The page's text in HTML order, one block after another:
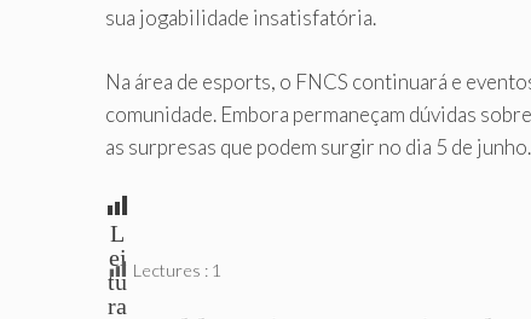
sua jogabilidade insatisfatória.
Na área de esports, o FNCS continuará e
comunidade. Embora permaneçam dúvidas
as surpresas que podem surgir no dia 5 de junho.
L
ei
tu
ra
Lectures : 1